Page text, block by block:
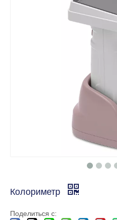
Колориметр
Поделиться с: